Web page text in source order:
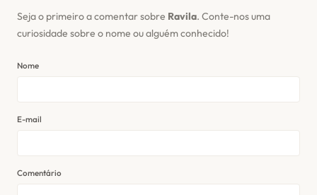
Seja o primeiro a comentar sobre Ravila. Conte-nos uma
curiosidade sobre o nome ou alguém conhecido!
Nome
E-mail
Comentário